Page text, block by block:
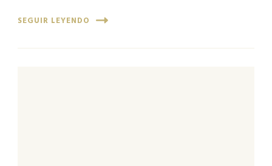
SEGUIR LEYENDO